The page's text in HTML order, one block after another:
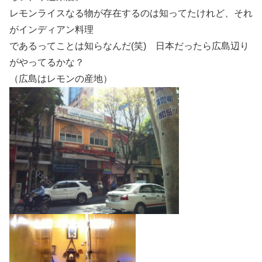
レモンライスなる物が存在するのは知ってたけれど、それ
がインディアン料理
であるってことは知らなんだ(笑) 日本だったら広島辺り
がやってるかな？
（広島はレモンの産地）